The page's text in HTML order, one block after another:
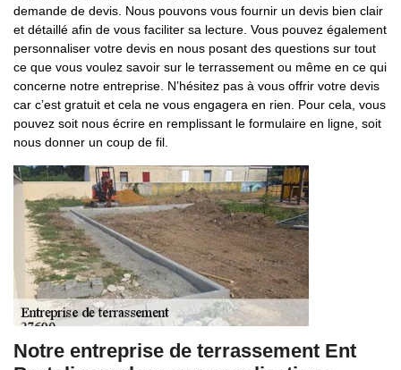
demande de devis. Nous pouvons vous fournir un devis bien clair
et détaillé afin de vous faciliter sa lecture. Vous pouvez également
personnaliser votre devis en nous posant des questions sur tout
ce que vous voulez savoir sur le terrassement ou même en ce qui
concerne notre entreprise. N’hésitez pas à vous offrir votre devis
car c’est gratuit et cela ne vous engagera en rien. Pour cela, vous
pouvez soit nous écrire en remplissant le formulaire en ligne, soit
nous donner un coup de fil.
Notre entreprise de terrassement Ent